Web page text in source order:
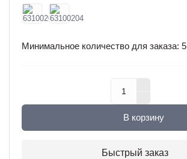
Минимальное количество для заказа: 5
В корзину
Быстрый заказ